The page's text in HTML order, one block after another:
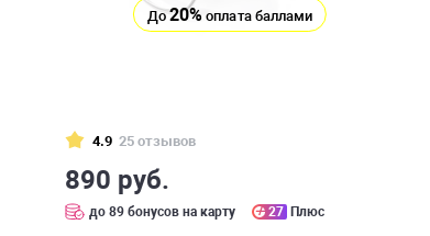
До20% оплата баллами
4.9 25 отзывов
890 руб.
до 89 бонусов на карту 27 Плюс